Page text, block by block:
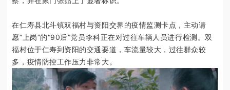
在仁寿县北斗镇双福村与资阳交界的疫情监测卡点，主动请
愿“上岗”的“90后”党员李科正在对过往车辆人员进行检测。双
福村位于仁寿到资阳的交通要道，车流量较大，过往群众较
多，疫情防控工作压力非常大。